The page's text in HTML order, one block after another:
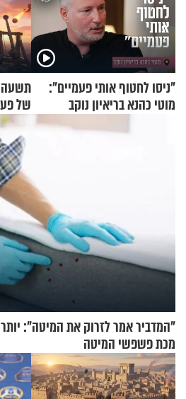
"ניסו לחטוף אותי פעמיים":
מוטי כהנא בריאיון נוקב
תשעה
של
הזיתים
"המדביר אמר לזרוק את המיטה":
מכת פשפשי המיטה